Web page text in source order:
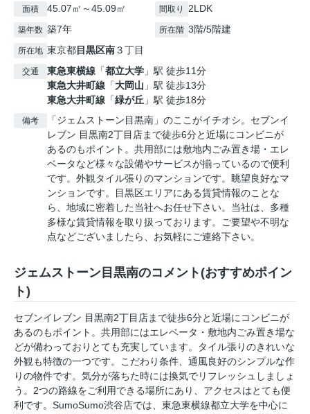
面積 45.07㎡～45.09㎡ 間取り 2LDK
築年数 築7年 所在階 3階/5階建
所在地 東京都目黒区南３丁目
交通 東急東横線 「都立大学 」駅 徒歩11分
東急大井町線 「大岡山 」駅 徒歩13分
東急大井町線 「緑が丘 」駅 徒歩18分
備考
「ジェムストーン目黒南」のここがイチオシ。セブンイ
レブン 目黒南2丁目店まで徒歩6分と近場にコンビニが
あるのもポイント。共用部には敷地内ごみ置き場・エレ
ベータなど様々な設備やサービスが揃っているので便利
です。外観タイル張りのマンションです。眺望良好なマ
ンションです。目黒区エリアにある賃貸情報のことな
ら、地域に密着した当社へお任せ下さい。当社は、多種
多様な賃貸情報を取り扱っております。ご要望や不明な
点などございましたら、お気軽にご連絡下さい。
ジェムストーン目黒南のコメント(おすすめポイン
ト)
セブンイレブン 目黒南2丁目店まで徒歩6分と近場にコンビニが
あるのもポイント。共用部にはエレベータ・敷地内ごみ置き場な
どが備わっておりとても充実しています。タイル張りのきれいな
外観も特徴の一つです。こだわり条件、通風良好のシンプルな作
りの物件です。気分が落ちた時には換気でリフレッシュしましょ
う。2つの路線をご利用できる場所にあり、アクセスはとても便
利です。SumoSumo渋谷店では、東急東横線都立大学を中心に